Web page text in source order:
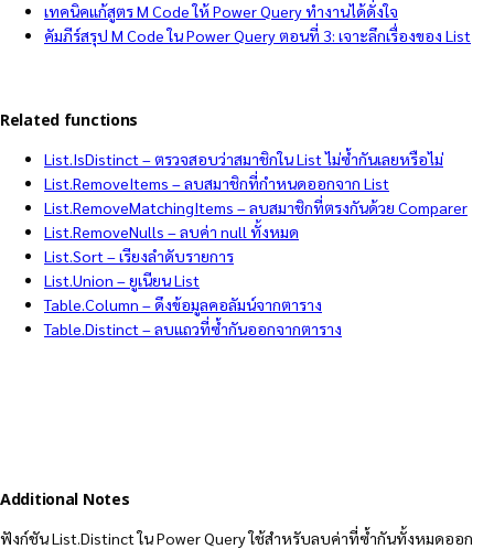
เทคนิคแก้สูตร M Code ให้ Power Query ทำงานได้ดั่งใจ
คัมภีร์สรุป M Code ใน Power Query ตอนที่ 3: เจาะลึกเรื่องของ List
Related functions
List.IsDistinct – ตรวจสอบว่าสมาชิกใน List ไม่ซ้ำกันเลยหรือไม่
List.RemoveItems – ลบสมาชิกที่กำหนดออกจาก List
List.RemoveMatchingItems – ลบสมาชิกที่ตรงกันด้วย Comparer
List.RemoveNulls – ลบค่า null ทั้งหมด
List.Sort – เรียงลำดับรายการ
List.Union – ยูเนียน List
Table.Column – ดึงข้อมูลคอลัมน์จากตาราง
Table.Distinct – ลบแถวที่ซ้ำกันออกจากตาราง
Additional Notes
ฟังก์ชัน List.Distinct ใน Power Query ใช้สำหรับลบค่าที่ซ้ำกันทั้งหมดออก